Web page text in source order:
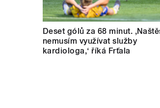
Deset gólů za 68 minut.
nemusím využívat služby
kardiologa,‘ říká Frťala